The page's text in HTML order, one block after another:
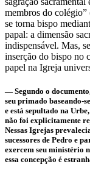
membros do
se torna bispo
papal: a dimensão
indispensável. Mas,
inserção do bispo no
papel na Igreja
— Segundo o
seu primado baseando-
e está sepultado na
não foi explicitamente
Nessas Igrejas
sucessores de Pedro e
exercem seu ministério
essa concepção é